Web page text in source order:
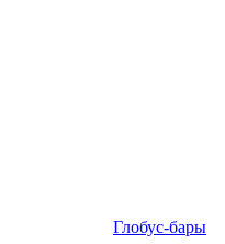
Глобус-бары